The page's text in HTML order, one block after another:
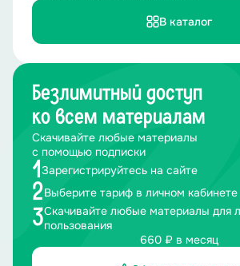
В каталог
Безлимитный доступ
ко всем материалам
Скачивайте любые материалы
с помощью подписки
1 Зарегистрируйтесь на сайте
2Выберите тариф в личном кабинете
3Скачивайте любые материалы для
пользования
660 ₽ в месяц